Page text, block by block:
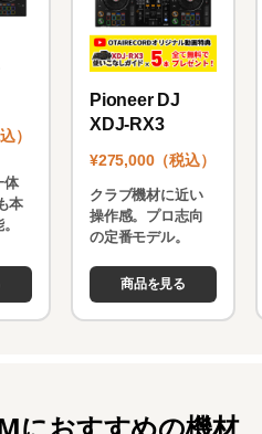
）
体
本
Pioneer DJ
XDJ-RX3
¥275,000（税込）
クラブ機材に近い
操作感。プロ志向
の定番モデル。
商品を見る